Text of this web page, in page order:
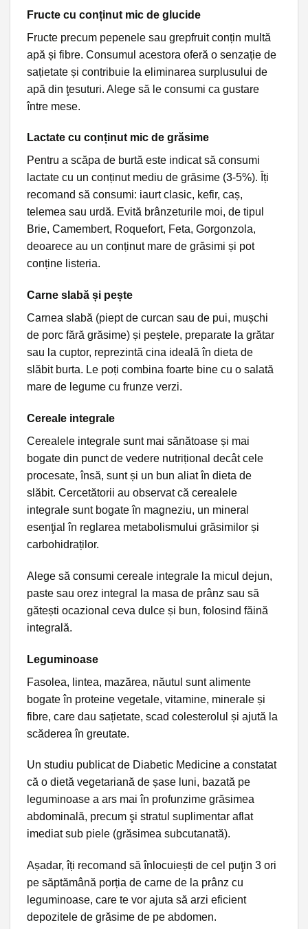
Fructe cu conținut mic de glucide
Fructe precum pepenele sau grepfruit conțin multă
apă și fibre. Consumul acestora oferă o senzație de
sațietate și contribuie la eliminarea surplusului de
apă din ţesuturi. Alege să le consumi ca gustare
între mese.
Lactate cu conținut mic de grăsime
Pentru a scăpa de burtă este indicat să consumi
lactate cu un conținut mediu de grăsime (3-5%). Îți
recomand să consumi: iaurt clasic, kefir, caș,
telemea sau urdă. Evită brânzeturile moi, de tipul
Brie, Camembert, Roquefort, Feta, Gorgonzola,
deoarece au un conținut mare de grăsimi și pot
conține listeria.
Carne slabă și pește
Carnea slabă (piept de curcan sau de pui, mușchi
de porc fără grăsime) și peștele, preparate la grătar
sau la cuptor, reprezintă cina ideală în dieta de
slăbit burta. Le poți combina foarte bine cu o salată
mare de legume cu frunze verzi.
Cereale integrale
Cerealele integrale sunt mai sănătoase și mai
bogate din punct de vedere nutrițional decât cele
procesate, însă, sunt și un bun aliat în dieta de
slăbit. Cercetătorii au observat că cerealele
integrale sunt bogate în magneziu, un mineral
esenţial în reglarea metabolismului grăsimilor și
carbohidraților.
Alege să consumi cereale integrale la micul dejun,
paste sau orez integral la masa de prânz sau să
gătești ocazional ceva dulce și bun, folosind făină
integrală.
Leguminoase
Fasolea, lintea, mazărea, năutul sunt alimente
bogate în proteine vegetale, vitamine, minerale și
fibre, care dau sațietate, scad colesterolul și ajută la
scăderea în greutate.
Un studiu publicat de Diabetic Medicine a constatat
că o dietă vegetariană de șase luni, bazată pe
leguminoase a ars mai în profunzime grăsimea
abdominală, precum şi stratul suplimentar aflat
imediat sub piele (grăsimea subcutanată).
Așadar, îți recomand să înlocuiești de cel puţin 3 ori
pe săptămână porția de carne de la prânz cu
leguminoase, care te vor ajuta să arzi eficient
depozitele de grăsime de pe abdomen.